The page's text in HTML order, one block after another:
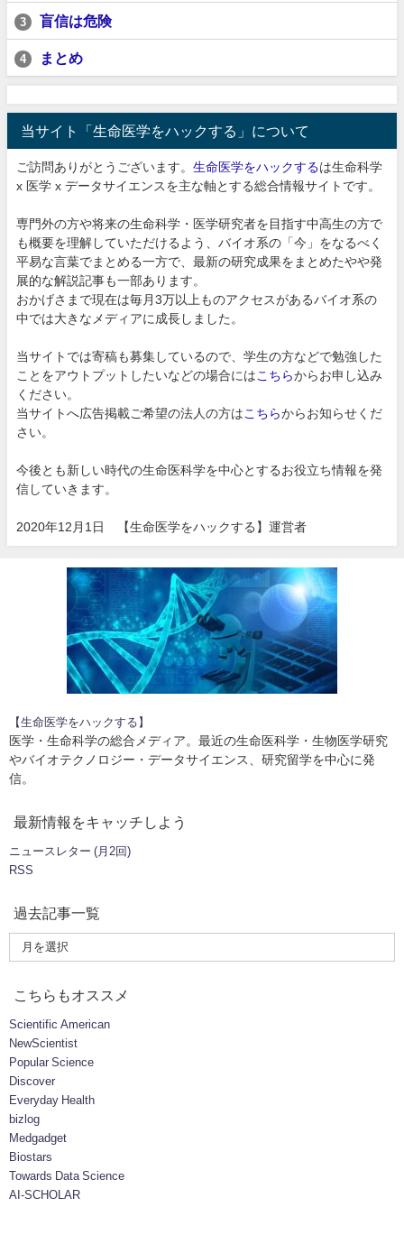
3 盲信は危険
4 まとめ
当サイト「生命医学をハックする」について
ご訪問ありがとうございます。 生命医学をハックするは生命科学
x 医学 x データサイエンスを主な軸とする総合情報サイトです。
専門外の方や将来の生命科学・医学研究者を目指す中高生の方で
も概要を理解していただけるよう、バイオ系の「今」をなるべく
平易な言葉でまとめる一方で、最新の研究成果をまとめたやや発
展的な解説記事も一部あります。
おかげさまで現在は毎月3万以上ものアクセスがあるバイオ系の
中では大きなメディアに成長しました。
当サイトでは寄稿も募集しているので、学生の方などで勉強した
ことをアウトプットしたいなどの場合には こちらからお申し込み
ください。
当サイトへ広告掲載ご希望の法人の方は こちらからお知らせくだ
さい。
今後とも新しい時代の生命医科学を中心とするお役立ち情報を発
信していきます。
2020年12月1日 【生命医学をハックする】運営者
【生命医学をハックする】
医学・生命科学の総合メディア。最近の生命医科学・生物医学研究
やバイオテクノロジー・データサイエンス、研究留学を中心に発
信。
最新情報をキャッチしよう
ニュースレター (月2回)
RSS
過去記事一覧
こちらもオススメ
Scientific American
NewScientist
Popular Science
Discover
Everyday Health
bizlog
Medgadget
Biostars
Towards Data Science
AI-SCHOLAR